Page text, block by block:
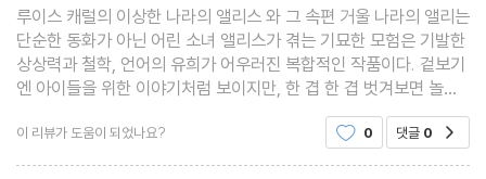
루이스 캐럴의 이상한 나라의 앨리스 와 그 속편 거울 나라의 앨리는
단순한 동화가 아닌 어린 소녀 앨리스가 겪는 기묘한 모험은 기발한
상상력과 철학, 언어의 유희가 어우러진 복합적인 작품이다. 겉보기
엔 아이들을 위한 이야기처럼 보이지만, 한 겹 한 겹 벗겨보면 놀랄
이 리뷰가 도움이 되었나요? 0 댓글 0